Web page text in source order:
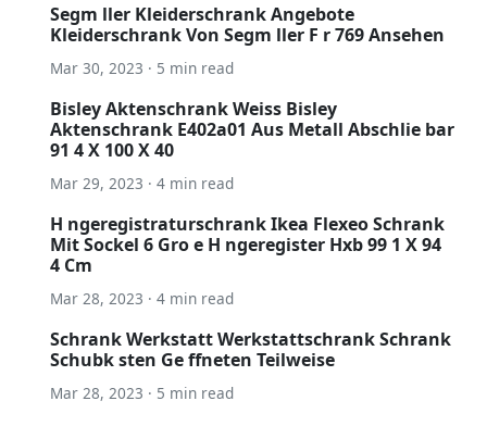
Segm ller Kleiderschrank Angebote
Kleiderschrank Von Segm ller F r 769 Ansehen
Mar 30, 2023 · 5 min read
Bisley Aktenschrank Weiss Bisley
Aktenschrank E402a01 Aus Metall Abschlie bar
91 4 X 100 X 40
Mar 29, 2023 · 4 min read
H ngeregistraturschrank Ikea Flexeo Schrank
Mit Sockel 6 Gro e H ngeregister Hxb 99 1 X 94
4 Cm
Mar 28, 2023 · 4 min read
Schrank Werkstatt Werkstattschrank Schrank
Schubk sten Ge ffneten Teilweise
Mar 28, 2023 · 5 min read